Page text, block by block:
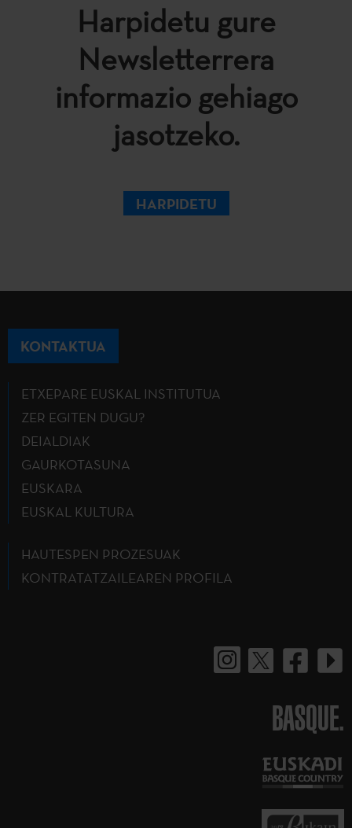
Harpidetu gure
Newsletterrera
informazio gehiago
jasotzeko.
HARPIDETU
KONTAKTUA
ETXEPARE EUSKAL INSTITUTUA
ZER EGITEN DUGU?
DEIALDIAK
GAURKOTASUNA
EUSKARA
EUSKAL KULTURA
HAUTESPEN PROZESUAK
KONTRATATZAILEAREN PROFILA
BASQUE.